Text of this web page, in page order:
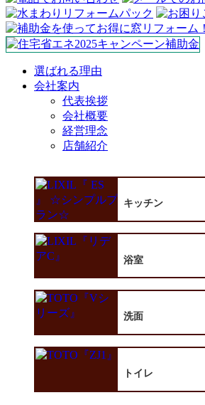
選ばれる理由
会社案内
代表挨拶
会社概要
経営理念
店舗紹介
キッチン
浴室
洗面
トイレ